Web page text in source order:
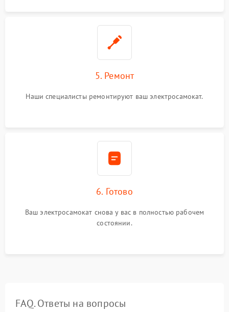
5. Ремонт
Наши специалисты ремонтируют ваш электросамокат.
6. Готово
Ваш электросамокат снова у вас в полностью рабочем
состоянии.
FAQ. Ответы на вопросы